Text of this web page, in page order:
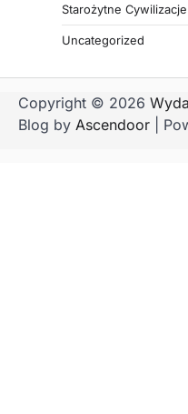
Starożytne Cywilizacje
Uncategorized
Copyright © 2026
Blog by Ascendoor |